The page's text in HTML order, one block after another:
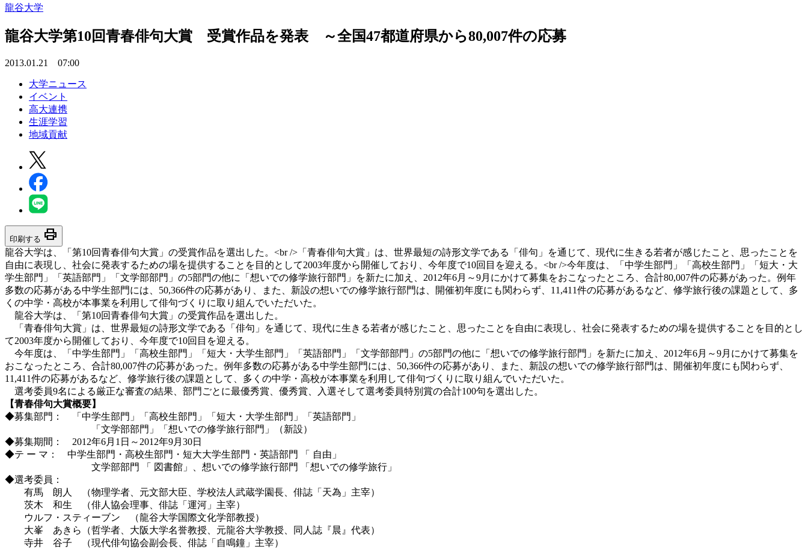
龍谷大学
龍谷大学第10回青春俳句大賞 受賞作品を発表 ～全国47都道府県から80,007件の応募
2013.01.21 07:00
大学ニュース
イベント
高大連携
生涯学習
地域貢献
印刷する print
龍谷大学は、「第10回青春俳句大賞」の受賞作品を選出した。<br />「青春俳句大賞」は、世界最短の詩形文学である「俳句」を通じて、現代に生きる若者が感じたこと、思ったことを
自由に表現し、社会に発表するための場を提供することを目的として2003年度から開催しており、今年度で10回目を迎える。<br />今年度は、「中学生部門」「高校生部門」「短大・大
学生部門」「英語部門」「文学部部門」の5部門の他に「想いでの修学旅行部門」を新たに加え、2012年6月～9月にかけて募集をおこなったところ、合計80,007件の応募があった。例年
多数の応募がある中学生部門には、50,366件の応募があり、また、新設の想いでの修学旅行部門は、開催初年度にも関わらず、11,411件の応募があるなど、修学旅行後の課題として、多
くの中学・高校が本事業を利用して俳句づくりに取り組んでいただいた。
龍谷大学は、「第10回青春俳句大賞」の受賞作品を選出した。
「青春俳句大賞」は、世界最短の詩形文学である「俳句」を通じて、現代に生きる若者が感じたこと、思ったことを自由に表現し、社会に発表するための場を提供することを目的とし
て2003年度から開催しており、今年度で10回目を迎える。
今年度は、「中学生部門」「高校生部門」「短大・大学生部門」「英語部門」「文学部部門」の5部門の他に「想いでの修学旅行部門」を新たに加え、2012年6月～9月にかけて募集を
おこなったところ、合計80,007件の応募があった。例年多数の応募がある中学生部門には、50,366件の応募があり、また、新設の想いでの修学旅行部門は、開催初年度にも関わらず、
11,411件の応募があるなど、修学旅行後の課題として、多くの中学・高校が本事業を利用して俳句づくりに取り組んでいただいた。
選考委員9名による厳正な審査の結果、部門ごとに最優秀賞、優秀賞、入選そして選考委員特別賞の合計100句を選出した。
【青春俳句大賞概要】
◆募集部門： 「中学生部門」「高校生部門」「短大・大学生部門」「英語部門」
「文学部部門」「想いでの修学旅行部門」（新設）
◆募集期間： 2012年6月1日～2012年9月30日
◆テ ー マ： 中学生部門・高校生部門・短大大学生部門・英語部門 「 自由」
文学部部門 「 図書館」、想いでの修学旅行部門 「想いでの修学旅行」
◆選考委員：
有馬 朗人 （物理学者、元文部大臣、学校法人武蔵学園長、俳誌「天為」主宰）
茨木 和生 （俳人協会理事、俳誌「運河」主宰）
ウルフ・スティーブン （龍谷大学国際文化学部教授）
大峯 あきら（哲学者、大阪大学名誉教授、元龍谷大学教授、同人誌『晨』代表）
寺井 谷子 （現代俳句協会副会長、俳誌「自鳴鐘」主宰）